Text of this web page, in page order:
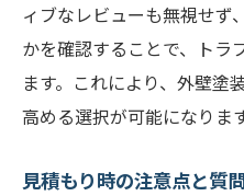
ィブなレビューも無視せず
かを確認することで、トラ
ます。これにより、外壁塗
高める選択が可能になります
見積もり時の注意点と質